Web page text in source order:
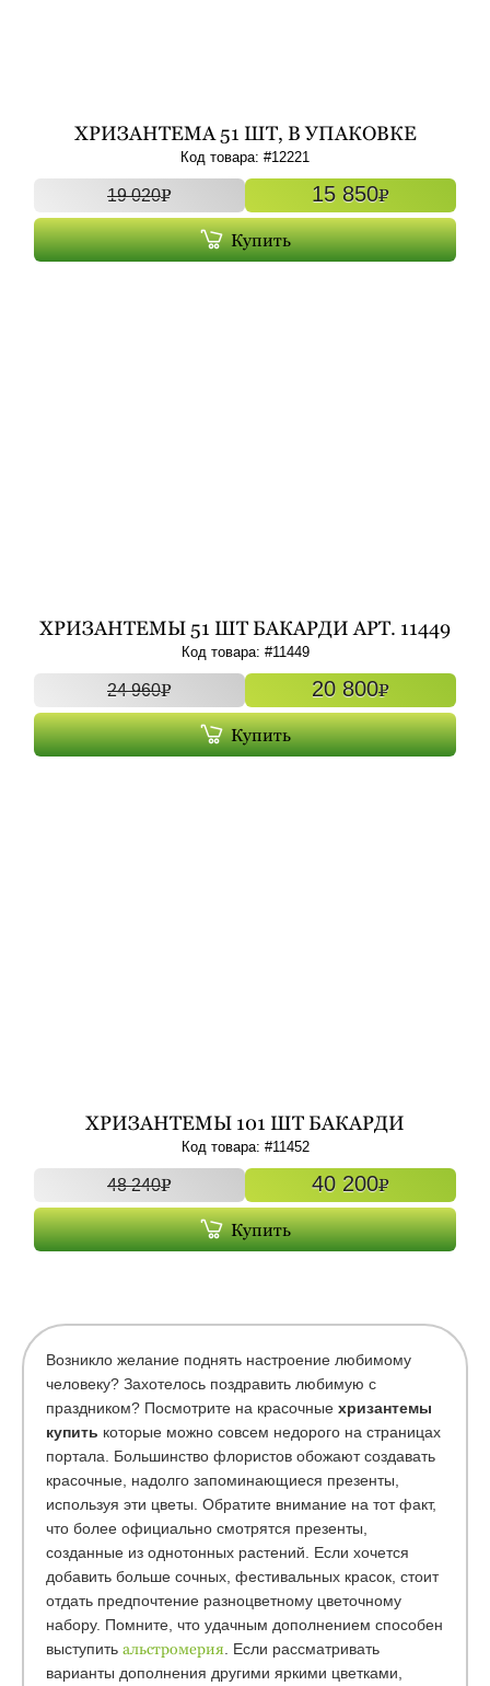
ХРИЗАНТЕМА 51 ШТ, В УПАКОВКЕ
Код товара: #12221
19 020P 15 850P
Купить
ХРИЗАНТЕМЫ 51 ШТ БАКАРДИ АРТ. 11449
УНО
Код товара: #11449
24 960P 20 800P
Купить
ХРИЗАНТЕМЫ 101 ШТ БАКАРДИ
Код товара: #11452
48 240P 40 200P
Купить
Возникло желание поднять настроение любимому
человеку? Захотелось поздравить любимую с
праздником? Посмотрите на красочные хризантемы
купить которые можно совсем недорого на страницах
портала. Большинство флористов обожают создавать
красочные, надолго запоминающиеся презенты,
используя эти цветы. Обратите внимание на тот факт,
что более официально смотрятся презенты,
созданные из однотонных растений. Если хочется
добавить больше сочных, фестивальных красок, стоит
отдать предпочтение разноцветному цветочному
набору. Помните, что удачным дополнением способен
выступить альстромерия . Если рассматривать
варианты дополнения другими яркими цветками,